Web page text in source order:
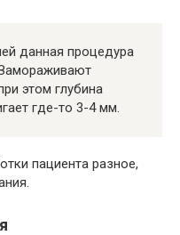
данная процедура
этом глубина
где-то 3-4 мм.
пациента разное,